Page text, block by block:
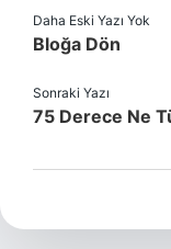
Daha Eski Yazı Yok
Bloğa Dön
Sonraki Yazı
75 Derece Ne